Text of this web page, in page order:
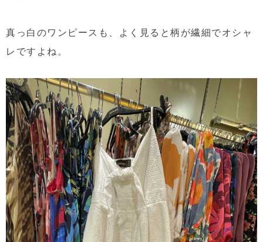
真っ白のワンピースも、よく見ると柄が繊細でオシャ
レですよね。